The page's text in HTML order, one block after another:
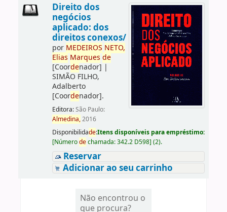
Direito dos
negócios
aplicado: dos
direitos conexos/
por MEDEIROS NETO,
Elias Marques de
[Coordenador] |
SIMÃO FILHO,
Adalberto
[Coordenador].
Editora:São Paulo:
Almedina,2016
Disponibilidade:Itens disponíveis para empréstimo:
[Númerodechamada:342.2 D598] (2).
Reservar
Adicionar ao seu carrinho
Não encontrou o
que procura?